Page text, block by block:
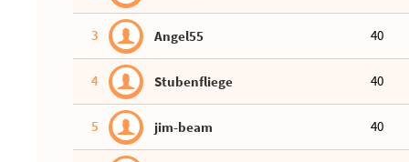
3 Angel55 40
4 Stubenfliege 40
5 jim-beam 40